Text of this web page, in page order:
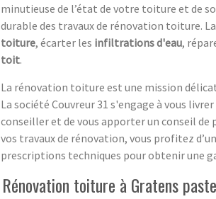
minutieuse de l’état de votre toiture et de
durable des travaux de rénovation toiture.
toiture, écarter les infiltrations d'eau,
toit.
La rénovation toiture est une mission
La société Couvreur 31 s'engage à vous
conseiller et de vous apporter un conseil
vos travaux de rénovation, vous profitez
prescriptions techniques pour obtenir une
Rénovation toiture à Gratens